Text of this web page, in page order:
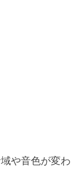
や音色が変わ